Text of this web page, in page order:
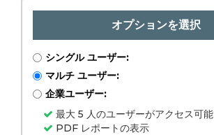
オプションを選択
シングル ユーザー:
マルチ ユーザー:
企業ユーザー:
最大 5 人のユーザーがアクセス可能
PDF レポートの表示